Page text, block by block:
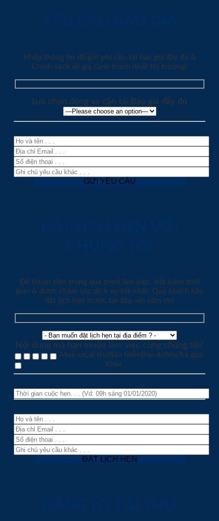
Nhập thông tin để gửi yêu cầu tải báo giá đầy đủ &
Chính sách về giá cạnh tranh nhất thị trường!
Lựa chọn dòng xe cần tải Báo giá đầy đủ
Để thuận tiện trong quá trình làm việc, tiết kiệm thời
gian & được chăm sóc dịch vụ tốt nhất. Quý khách hãy
đặt lịch hẹn trước tại đây, xin cảm ơn!
Nội dung mà bạn muốn làm việc cùng chúng tôi?
Mua xe Lái thửBảo hiểm Bảo dưỡngTrả góp
Khác